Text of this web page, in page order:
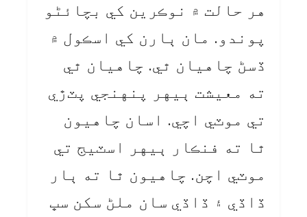
هر حالت ۾ نوڪرين کي بچائڻو
پوندو. مان ٻارن کي اسڪول ۾
ڏسڻ چاهيان ٿي. چاهيان ٿي
ته معيشت ٻيهر پنهنجي پٽڙي
تي موٽي اچي. اسان چاهيون
ٿا ته فنڪار ٻيهر اسٽيج تي
موٽي اچن. چاهيون ٿا ته ٻار
ڏاڏي ۽ ڏاڏي سان ملڻ سکن سڀ